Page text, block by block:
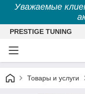
Уважаемые
PRESTIGE TUNING
Товары и услуги